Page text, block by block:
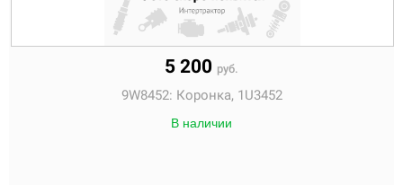
5 200 руб.
9W8452: Коронка, 1U3452
В наличии